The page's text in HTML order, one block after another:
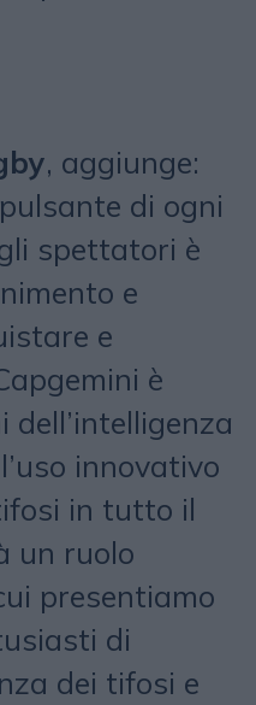
, aggiunge:
di ogni
spettatori è
e
e
è
dell’intelligenza
innovativo
in tutto il
un ruolo
presentiamo
di
dei tifosi e